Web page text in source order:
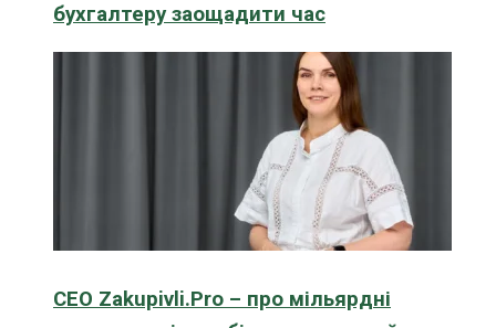
бухгалтеру заощадити час
CEO Zakupivli.Pro – про мільярдні